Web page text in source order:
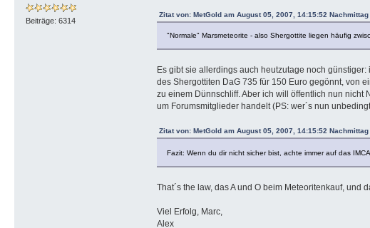
Beiträge: 6314
Zitat von: MetGold am August 05, 2007, 14:15:52 Nachmittag
"Normale" Marsmeteorite - also Shergottite liegen häufig
Es gibt sie allerdings auch heutzutage noch
des Shergottiten DaG 735 für 150 Euro gegönnt, von
zu einem Dünnschliff. Aber ich will öffentlich nun nicht
um Forumsmitglieder handelt (PS: wer´s nun
Zitat von: MetGold am August 05, 2007, 14:15:52 Nachmittag
Fazit: Wenn du dir nicht sicher bist, achte immer auf das
That´s the law, das A und O beim Meteoritenkauf, und
Viel Erfolg, Marc,
Alex